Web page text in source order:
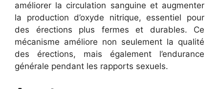
améliorer la circulation sanguine et augmenter
la production d’oxyde nitrique, essentiel pour
des érections plus fermes et durables. Ce
mécanisme améliore non seulement la qualité
des érections, mais également l’endurance
générale pendant les rapports sexuels.